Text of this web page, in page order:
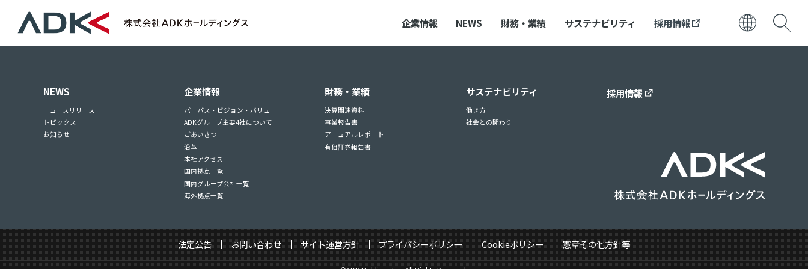
企業情報 NEWS 財務・業績 サステナビリティ 採用情報
NEWS
ニュースリリース
トピックス
お知らせ
企業情報
パーパス・ビジョン・バリュー
ADKグループ主要4社について
ごあいさつ
沿革
本社アクセス
国内拠点一覧
国内グループ会社一覧
海外拠点一覧
財務・業績
決算関連資料
事業報告書
アニュアルレポート
有価証券報告書
サステナビリティ
働き方
社会との関わり
採用情報
法定公告 お問い合わせ サイト運営方針 プライバシーポリシー Cookieポリシー 憲章その他方針等